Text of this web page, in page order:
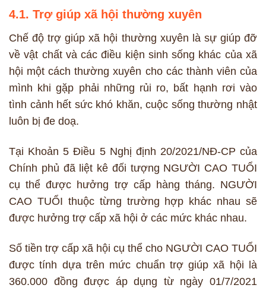
4.1. Trợ giúp xã hội thường xuyên
Chế độ trợ giúp xã hội thường xuyên là sự giúp đỡ
về vật chất và các điều kiện sinh sống khác của xã
hội một cách thường xuyên cho các thành viên của
mình khi gặp phải những rủi ro, bất hạnh rơi vào
tình cảnh hết sức khó khăn, cuộc sống thường nhật
luôn bị đe doạ.
Tại Khoản 5 Điều 5 Nghị định 20/2021/NĐ-CP của
Chính phủ đã liệt kê đối tượng NGƯỜI CAO TUỔI
cụ thể được hưởng trợ cấp hàng tháng. NGƯỜI
CAO TUỔI thuộc từng trường hợp khác nhau sẽ
được hưởng trợ cấp xã hội ở các mức khác nhau.
Số tiền trợ cấp xã hội cụ thể cho NGƯỜI CAO TUỔI
được tính dựa trên mức chuẩn trợ giúp xã hội là
360.000 đồng được áp dụng từ ngày 01/7/2021